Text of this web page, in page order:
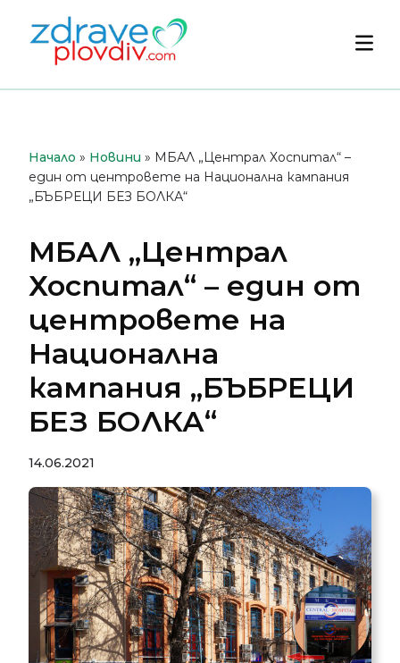
съдържанието
Начало » Новини » МБАЛ „Централ Хоспитал“ –
един от центровете на Национална кампания
„БЪБРЕЦИ БЕЗ БОЛКА“
МБАЛ „Централ
Хоспитал“ – един от
центровете на
Национална
кампания „БЪБРЕЦИ
БЕЗ БОЛКА“
14.06.2021